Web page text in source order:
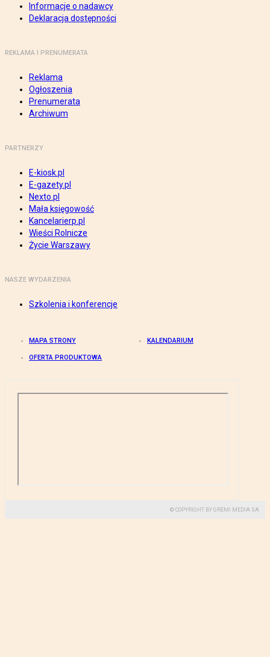
Informacje o nadawcy
Deklaracja dostępności
REKLAMA I PRENUMERATA
Reklama
Ogłoszenia
Prenumerata
Archiwum
PARTNERZY
E-kiosk.pl
E-gazety.pl
Nexto.pl
Mała księgowość
Kancelarierp.pl
Wieści Rolnicze
Życie Warszawy
NASZE WYDARZENIA
Szkolenia i konferencje
MAPA STRONY KALENDARIUM
OFERTA PRODUKTOWA
© COPYRIGHT BY GREMI MEDIA SA